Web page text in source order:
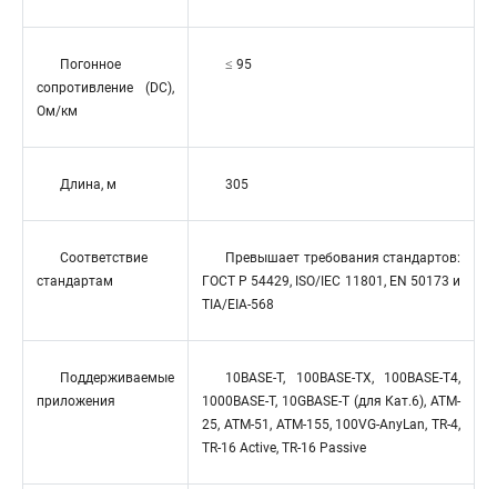
Погонное
сопротивление (DC),
Ом/км
≤ 95
Длина, м 305
Соответствие
стандартам
Превышает требования стандартов:
ГОСТ Р 54429, ISO/IEC 11801, EN 50173 и
TIA/EIA-568
Поддерживаемые
приложения
10BASE-T, 100BASE-TX, 100BASE-T4,
1000BASE-T, 10GBASE-T (для Кат.6), ATM-
25, ATM-51, ATM-155, 100VG-AnyLan, TR-4,
TR-16 Active, TR-16 Passive